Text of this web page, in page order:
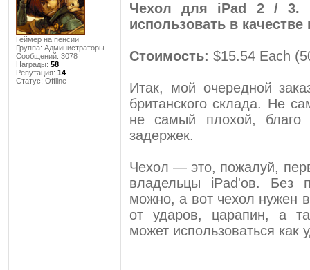
Геймер на пенсии
Группа: Администраторы
Сообщений: 3078
Награды: 58
Репутация: 14
Статус: Offline
Чехол для iPad 2 / 3.
использовать в качестве
Стоимость: $15.54 Each
Итак, мой очередной
британского склада. Не
не самый плохой, благо
задержек.
Чехол — это, пожалуй,
владельцы iPad'ов. Без
можно, а вот чехол нужен
от ударов, царапин, а
может использоваться как